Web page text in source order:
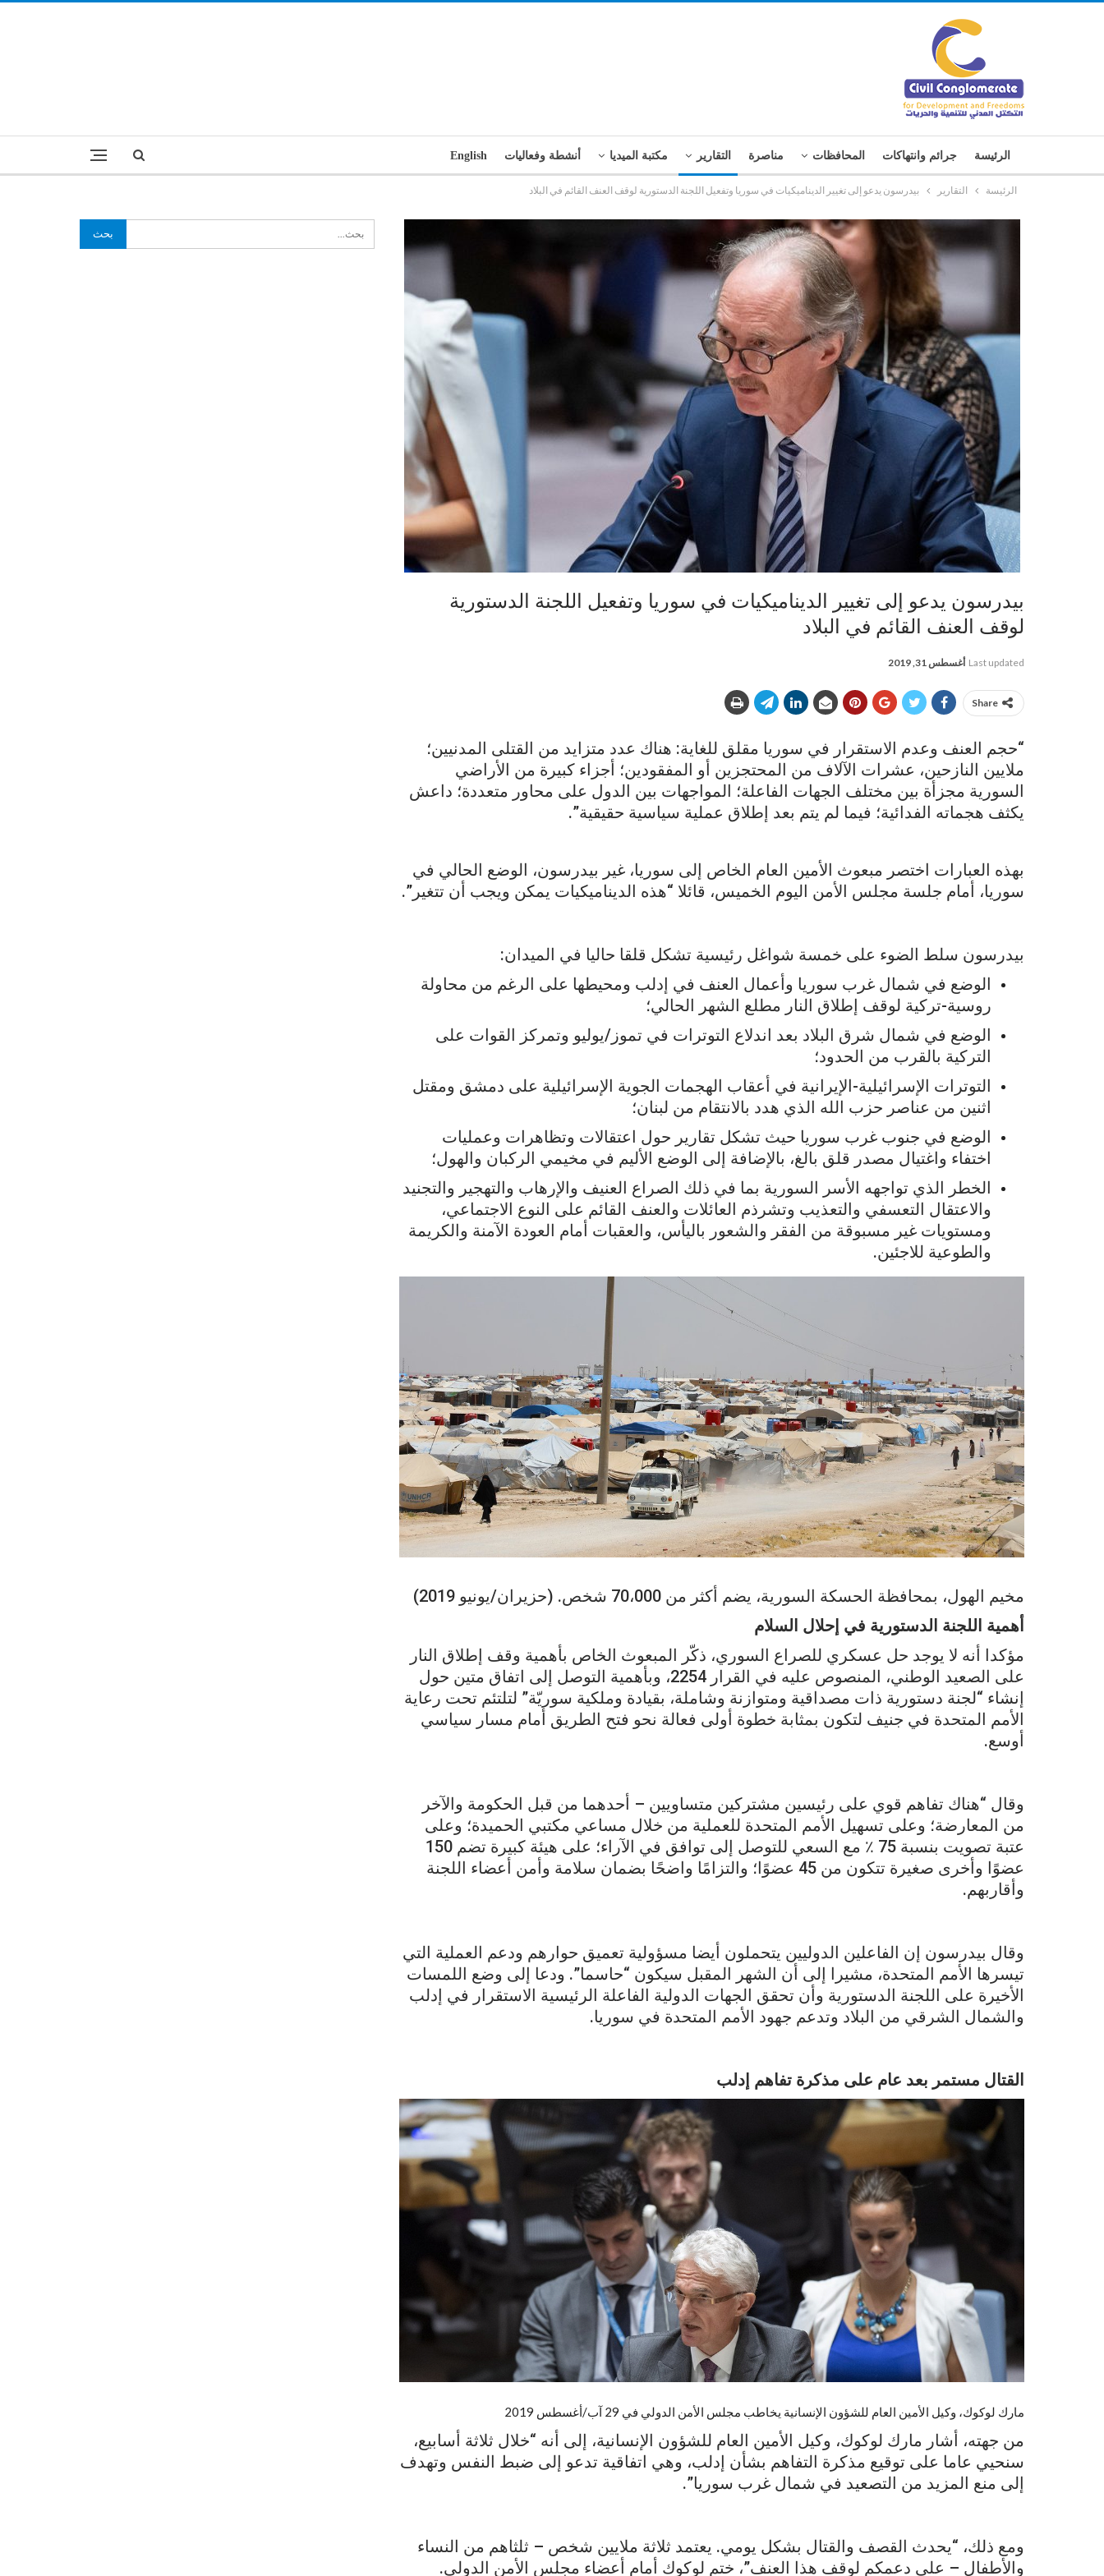
الرئيسة جرائم وانتهاكات المحافظات مناصرة التقارير مكتبة الميديا أنشطة وفعاليات English
الرئيسة التقارير بيدرسون يدعو إلى تغيير الديناميكيات في سوريا وتفعيل اللجنة الدستورية لوقف العنف القائم في البلاد
بيدرسون يدعو إلى تغيير الديناميكيات في سوريا وتفعيل اللجنة الدستورية
لوقف العنف القائم في البلاد
Last updated أغسطس 31, 2019
Share
“حجم العنف وعدم الاستقرار في سوريا مقلق للغاية: هناك عدد متزايد من القتلى المدنيين؛
ملايين النازحين، عشرات الآلاف من المحتجزين أو المفقودين؛ أجزاء كبيرة من الأراضي
السورية مجزأة بين مختلف الجهات الفاعلة؛ المواجهات بين الدول على محاور متعددة؛ داعش
يكثف هجماته الفدائية؛ فيما لم يتم بعد إطلاق عملية سياسية حقيقية”.
بهذه العبارات اختصر مبعوث الأمين العام الخاص إلى سوريا، غير بيدرسون، الوضع الحالي في
سوريا، أمام جلسة مجلس الأمن اليوم الخميس، قائلا “هذه الديناميكيات يمكن ويجب أن تتغير”.
بيدرسون سلط الضوء على خمسة شواغل رئيسية تشكل قلقا حاليا في الميدان:
الوضع في شمال غرب سوريا وأعمال العنف في إدلب ومحيطها على الرغم من محاولة
روسية-تركية لوقف إطلاق النار مطلع الشهر الحالي؛
الوضع في شمال شرق البلاد بعد اندلاع التوترات في تموز/يوليو وتمركز القوات على
التركية بالقرب من الحدود؛
التوترات الإسرائيلية-الإيرانية في أعقاب الهجمات الجوية الإسرائيلية على دمشق ومقتل
اثنين من عناصر حزب الله الذي هدد بالانتقام من لبنان؛
الوضع في جنوب غرب سوريا حيث تشكل تقارير حول اعتقالات وتظاهرات وعمليات
اختفاء واغتيال مصدر قلق بالغ، بالإضافة إلى الوضع الأليم في مخيمي الركبان والهول؛
الخطر الذي تواجهه الأسر السورية بما في ذلك الصراع العنيف والإرهاب والتهجير والتجنيد
والاعتقال التعسفي والتعذيب وتشرذم العائلات والعنف القائم على النوع الاجتماعي،
ومستويات غير مسبوقة من الفقر والشعور باليأس، والعقبات أمام العودة الآمنة والكريمة
والطوعية للاجئين.
مخيم الهول، بمحافظة الحسكة السورية، يضم أكثر من 70،000 شخص. (حزيران/يونيو 2019)
أهمية اللجنة الدستورية في إحلال السلام
مؤكدا أنه لا يوجد حل عسكري للصراع السوري، ذكّر المبعوث الخاص بأهمية وقف إطلاق النار
على الصعيد الوطني، المنصوص عليه في القرار 2254، وبأهمية التوصل إلى اتفاق متين حول
إنشاء “لجنة دستورية ذات مصداقية ومتوازنة وشاملة، بقيادة وملكية سوريّة” لتلتئم تحت رعاية
الأمم المتحدة في جنيف لتكون بمثابة خطوة أولى فعالة نحو فتح الطريق أمام مسار سياسي
أوسع.
وقال “هناك تفاهم قوي على رئيسين مشتركين متساويين – أحدهما من قبل الحكومة والآخر
من المعارضة؛ وعلى تسهيل الأمم المتحدة للعملية من خلال مساعي مكتبي الحميدة؛ وعلى
عتبة تصويت بنسبة 75 ٪ مع السعي للتوصل إلى توافق في الآراء؛ على هيئة كبيرة تضم 150
عضوًا وأخرى صغيرة تتكون من 45 عضوًا؛ والتزامًا واضحًا بضمان سلامة وأمن أعضاء اللجنة
وأقاربهم.
وقال بيدرسون إن الفاعلين الدوليين يتحملون أيضا مسؤولية تعميق حوارهم ودعم العملية التي
تيسرها الأمم المتحدة، مشيرا إلى أن الشهر المقبل سيكون “حاسما”. ودعا إلى وضع اللمسات
الأخيرة على اللجنة الدستورية وأن تحقق الجهات الدولية الفاعلة الرئيسية الاستقرار في إدلب
والشمال الشرقي من البلاد وتدعم جهود الأمم المتحدة في سوريا.
القتال مستمر بعد عام على مذكرة تفاهم إدلب
مارك لوكوك، وكيل الأمين العام للشؤون الإنسانية يخاطب مجلس الأمن الدولي في 29 آب/أغسطس 2019
من جهته، أشار مارك لوكوك، وكيل الأمين العام للشؤون الإنسانية، إلى أنه “خلال ثلاثة أسابيع،
سنحيي عاما على توقيع مذكرة التفاهم بشأن إدلب، وهي اتفاقية تدعو إلى ضبط النفس وتهدف
إلى منع المزيد من التصعيد في شمال غرب سوريا”.
ومع ذلك، “يحدث القصف والقتال بشكل يومي. يعتمد ثلاثة ملايين شخص – ثلثاهم من النساء
والأطفال – على دعمكم لوقف هذا العنف”، ختم لوكوك أمام أعضاء مجلس الأمن الدولي.